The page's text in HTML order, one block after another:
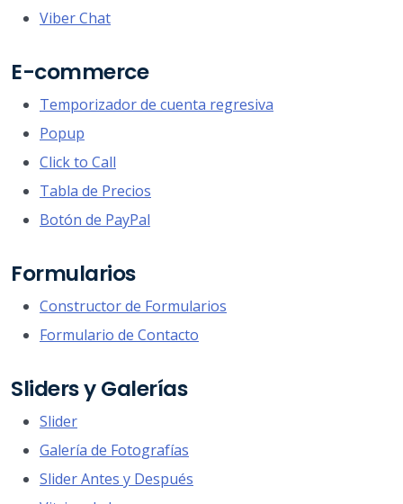
Viber Chat
E-commerce
Temporizador de cuenta regresiva
Popup
Click to Call
Tabla de Precios
Botón de PayPal
Formularios
Constructor de Formularios
Formulario de Contacto
Sliders y Galerías
Slider
Galería de Fotografías
Slider Antes y Después